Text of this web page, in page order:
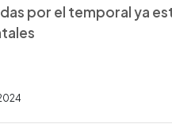
por el temporal ya